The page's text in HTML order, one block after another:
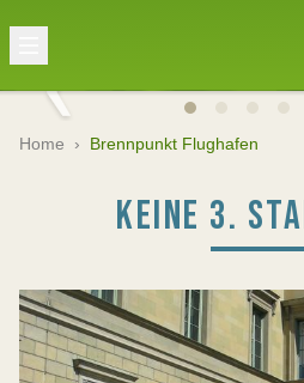
Home › Brennpunkt Flughafen
KEINE 3.